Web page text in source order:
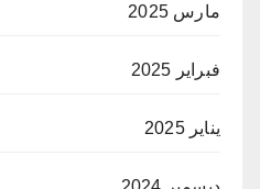
مارس 2025
فبراير 2025
يناير 2025